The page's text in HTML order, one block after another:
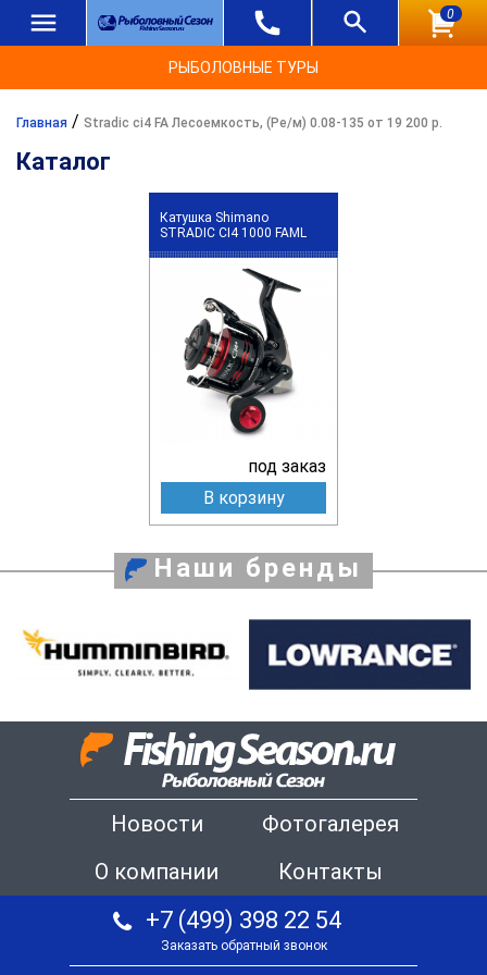
0
РЫБОЛОВНЫЕ ТУРЫ
Главная / Stradic ci4 FA Лесоемкость, (Ре/м) 0.08-135 от 19 200 р.
Каталог
Катушка Shimano
STRADIC CI4 1000 FAML
под заказ
В корзину
Наши бренды
Новости
Фотогалерея
О компании
Контакты
+7 (499) 398 22 54
Заказать обратный звонок